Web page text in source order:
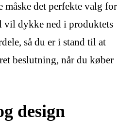
måske det perfekte valg for
vil dykke ned i produktets
så du er i stand til at
beslutning, når du køber
design